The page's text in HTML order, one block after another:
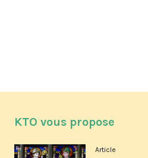
KTO vous propose
Article